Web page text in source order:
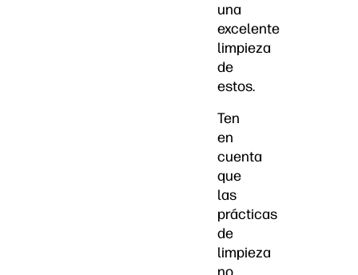
una
excelente
limpieza
de
estos.
Ten
en
cuenta
que
las
prácticas
de
limpieza